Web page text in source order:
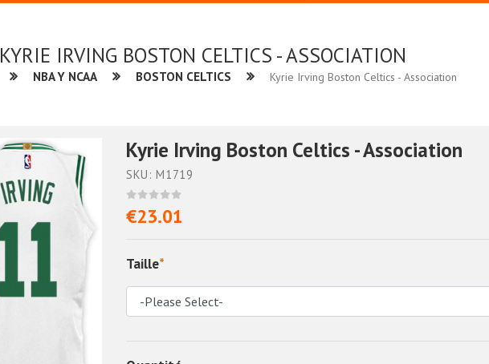
KYRIE IRVING BOSTON CELTICS - ASSOCIATION
NBA Y NCAA BOSTON CELTICS Kyrie Irving Boston Celtics - Association
Kyrie Irving Boston Celtics - Association
SKU: M1719
€23.01
Taille*